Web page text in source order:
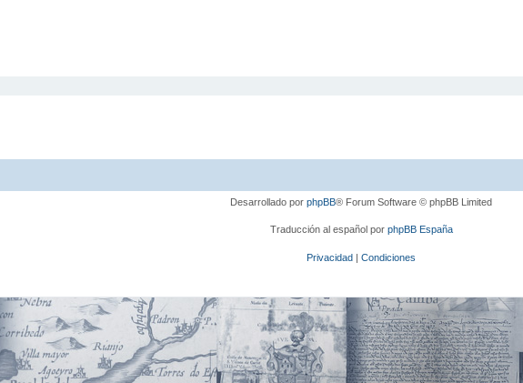
Desarrollado por phpBB® Forum Software © phpBB Limited
Traducción al español por phpBB España
Privacidad | Condiciones